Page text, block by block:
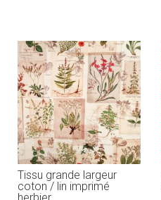
Tissu grande largeur
coton / lin imprimé